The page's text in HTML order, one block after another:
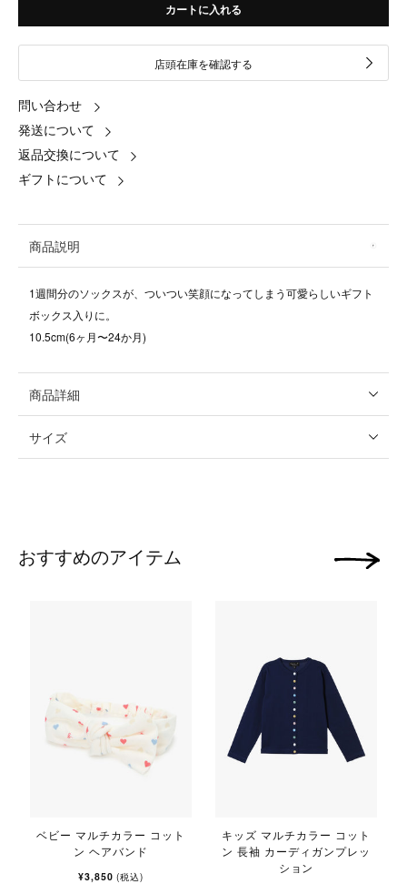
カートに入れる
店頭在庫を確認する
問い合わせ
発送について
返品交換について
ギフトについて
商品説明
1週間分のソックスが、ついつい笑顔になってしまう可愛らしいギフト
ボックス入りに。
10.5cm(6ヶ月〜24か月)
商品詳細
サイズ
おすすめのアイテム
ベビー マルチカラー コット
ン ヘアバンド
¥3,850(税込)
キッズ マルチカラー コット
ン 長袖 カーディガンプレッ
ション
次の画像